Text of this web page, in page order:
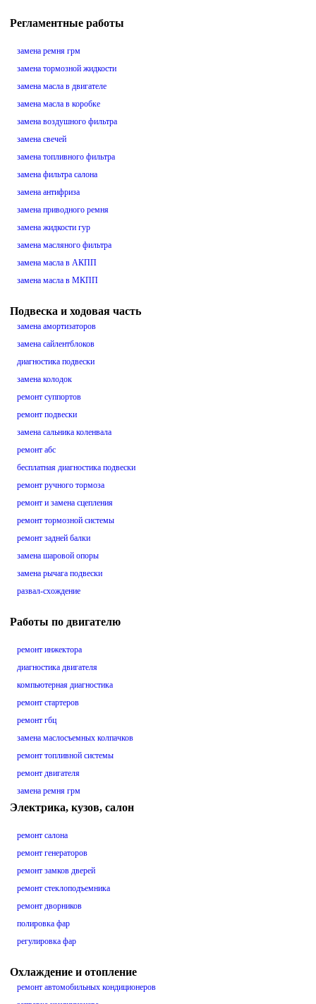
Регламентные работы
замена ремня грм
замена тормозной жидкости
замена масла в двигателе
замена масла в коробке
замена воздушного фильтра
замена свечей
замена топливного фильтра
замена фильтра салона
замена антифриза
замена приводного ремня
замена жидкости гур
замена масляного фильтра
замена масла в АКПП
замена масла в МКПП
Подвеска и ходовая часть
замена амортизаторов
замена сайлентблоков
диагностика подвески
замена колодок
ремонт суппортов
ремонт подвески
замена сальника коленвала
ремонт абс
бесплатная диагностика подвески
ремонт ручного тормоза
ремонт и замена сцепления
ремонт тормозной системы
ремонт задней балки
замена шаровой опоры
замена рычага подвески
развал-схождение
Работы по двигателю
ремонт инжектора
диагностика двигателя
компьютерная диагностика
ремонт стартеров
ремонт гбц
замена маслосъемных колпачков
ремонт топливной системы
ремонт двигателя
замена ремня грм
Электрика, кузов, салон
ремонт салона
ремонт генераторов
ремонт замков дверей
ремонт стеклоподъемника
ремонт дворников
полировка фар
регулировка фар
Охлаждение и отопление
ремонт автомобильных кондиционеров